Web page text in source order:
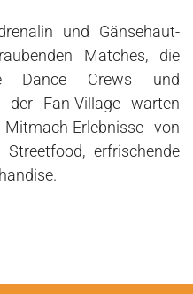
und Gänsehaut-
Matches, die
Dance Crews und
der Fan-Village warten
Erlebnisse von
erfrischende